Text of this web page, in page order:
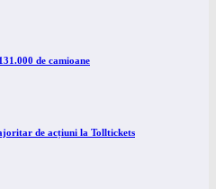
de camioane
de acțiuni la Tolltickets